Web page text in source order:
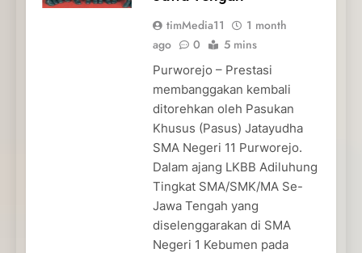
timMedia11
1 month
ago
0 5 mins
Purworejo – Prestasi
membanggakan kembali
ditorehkan oleh Pasukan
Khusus (Pasus) Jatayudha
SMA Negeri 11 Purworejo.
Dalam ajang LKBB Adiluhung
Tingkat SMA/SMK/MA Se-
Jawa Tengah yang
diselenggarakan di SMA
Negeri 1 Kebumen pada